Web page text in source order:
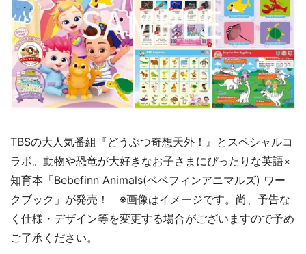
TBSの大人気番組『どうぶつ奇想天外！』とスペシャルコ
ラボ。動物や恐竜が大好きなお子さまにぴったりな英語×
知育本「Bebefinn Animals(ベベフィンアニマルズ) ワー
クブック」が発売！ ※画像はイメージです。尚、予告な
く仕様・デザイン等を変更する場合がございますので予め
ご了承ください。